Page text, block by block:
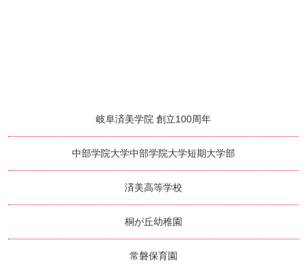
岐阜済美学院 創立100周年
中部学院大学中部学院大学短期大学部
済美高等学校
桐が丘幼稚園
常磐保育園